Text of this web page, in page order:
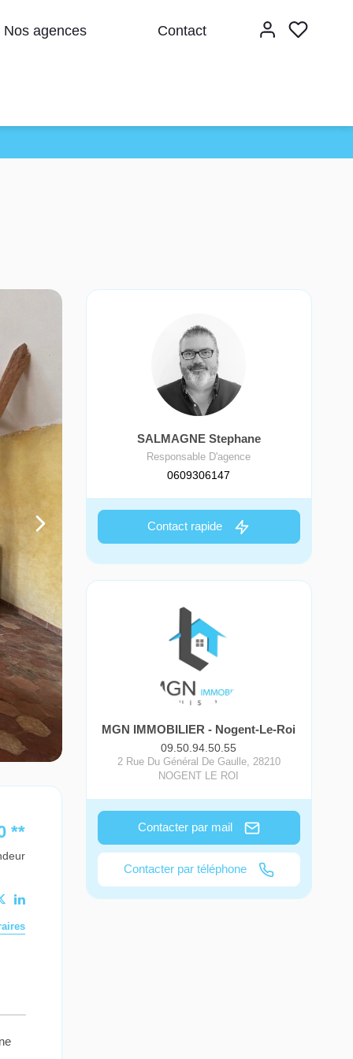
Nos agences Contact
**
SALMAGNE Stephane
Responsable D'agence
0609306147
Contact rapide
MGN IMMOBILIER - Nogent-Le-Roi
09.50.94.50.55
2 Rue Du Général De Gaulle, 28210
NOGENT LE ROI
Contacter par mail
Contacter par téléphone